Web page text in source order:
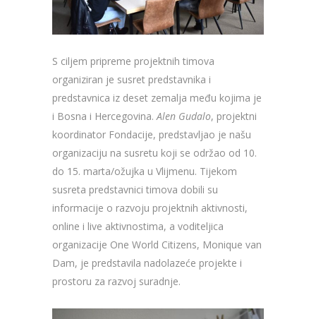
S ciljem pripreme projektnih timova
organiziran je susret predstavnika i
predstavnica iz deset zemalja među kojima je
i Bosna i Hercegovina.Alen Gudalo, projektni
koordinator Fondacije, predstavljao je našu
organizaciju na susretu koji se održao od 10.
do 15. marta/ožujka u Vlijmenu. Tijekom
susreta predstavnici timova dobili su
informacije o razvoju projektnih aktivnosti,
online i live aktivnostima, a voditeljica
organizacije One World Citizens, Monique van
Dam, je predstavila nadolazeće projekte i
prostoru za razvoj suradnje.